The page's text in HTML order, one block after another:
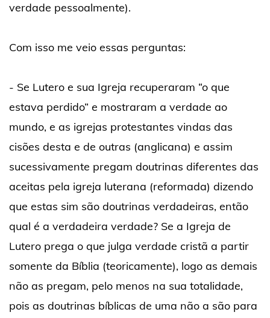
verdade pessoalmente).
Com isso me veio essas perguntas:
- Se Lutero e sua Igreja recuperaram “o que
estava perdido” e mostraram a verdade ao
mundo, e as igrejas protestantes vindas das
cisões desta e de outras (anglicana) e assim
sucessivamente pregam doutrinas diferentes das
aceitas pela igreja luterana (reformada) dizendo
que estas sim são doutrinas verdadeiras, então
qual é a verdadeira verdade? Se a Igreja de
Lutero prega o que julga verdade cristã a partir
somente da Bíblia (teoricamente), logo as demais
não as pregam, pelo menos na sua totalidade,
pois as doutrinas bíblicas de uma não a são para